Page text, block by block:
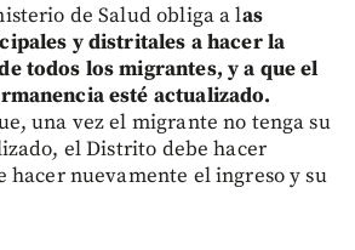
de Salud obliga a las
y distritales a hacer la
todos los migrantes, y a que el
esté actualizado.
una vez el migrante no tenga su
el Distrito debe hacer
hacer nuevamente el ingreso y su